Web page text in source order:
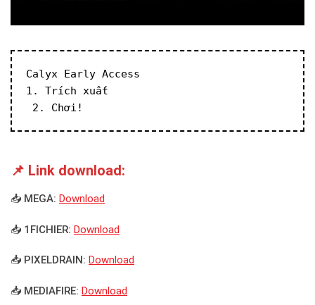
Calyx Early Access
1. Trích xuất
2. Chơi!
📌 Link download:
📥 MEGA: Download
📥 1FICHIER: Download
📥 PIXELDRAIN: Download
📥 MEDIAFIRE: Download